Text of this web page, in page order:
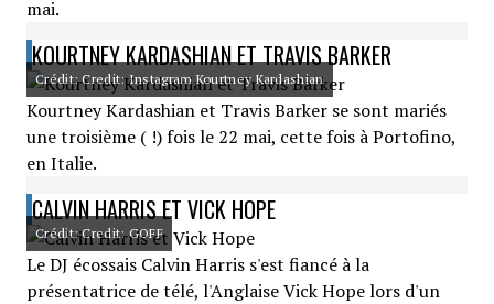
mai.
KOURTNEY KARDASHIAN ET TRAVIS BARKER
Crédit: Credit: Instagram Kourtney Kardashian
Kourtney Kardashian et Travis Barker se sont mariés
une troisième ( !) fois le 22 mai, cette fois à Portofino,
en Italie.
CALVIN HARRIS ET VICK HOPE
Crédit: Credit: GOFF
Le DJ écossais Calvin Harris s'est fiancé à la
présentatrice de télé, l'Anglaise Vick Hope lors d'un